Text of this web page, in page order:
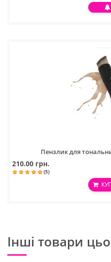
Пензлик для
210.00 грн.
(5)
Інші товари